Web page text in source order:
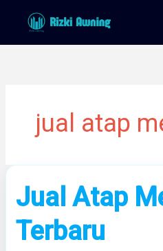
jual atap
Jual Atap
Terbaru
Jual
Atap
Membran
Terbaru